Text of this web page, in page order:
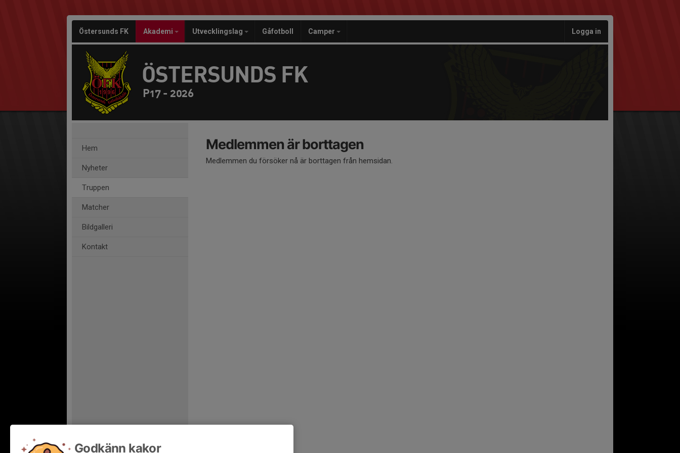
Östersunds FK Akademi Utvecklingslag Gåfotboll Camper Logga in
ÖSTERSUNDS FK
P17 - 2026
Hem
Nyheter
Truppen
Matcher
Bildgalleri
Kontakt
Medlemmen är borttagen
Medlemmen du försöker nå är borttagen från hemsidan.
Godkänn kakor